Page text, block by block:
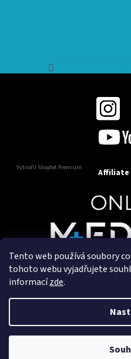
Tento web používá soubory
tohoto webu vyjadřujete
informacízde.
Vytvořil Shoptet Premium Affiliate
Copyright 2025
Vytvořil a marketingově